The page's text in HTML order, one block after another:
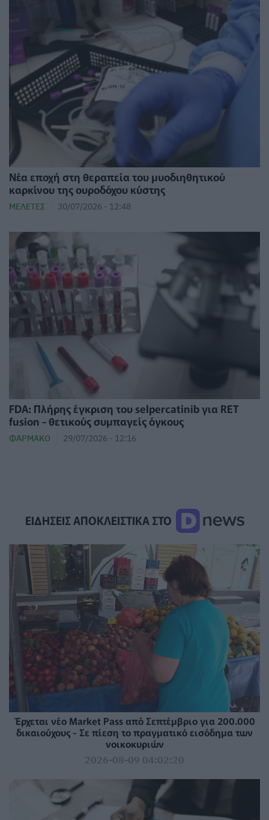
Νέα εποχή στη θεραπεία του μυοδιηθητικού
καρκίνου της ουροδόχου κύστης
ΜΕΛΈΤΕΣ 30/07/2026 - 12:48
FDA: Πλήρης έγκριση του selpercatinib για RET
fusion - θετικούς συμπαγείς όγκους
ΦΆΡΜΑΚΟ 29/07/2026 - 12:16
ΕΙΔΗΣΕΙΣ ΑΠΟΚΛΕΙΣΤΙΚΑ ΣΤΟ
Έρχεται νέο Market Pass από Σεπτέμβριο για 200.000
δικαιούχους - Σε πίεση το πραγματικό εισόδημα των
νοικοκυριών
2026-08-09 04:02:20